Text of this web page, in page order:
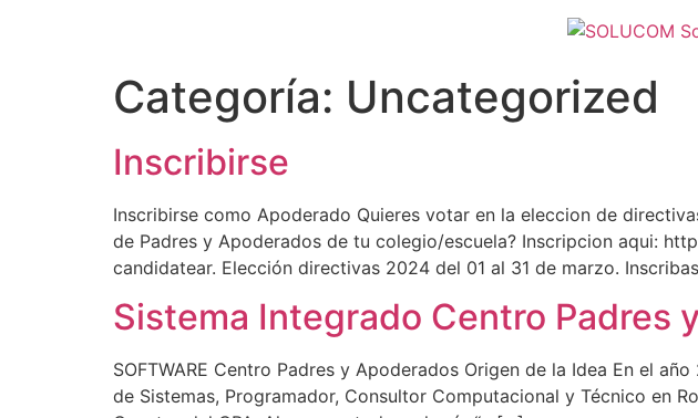
Categoría: Uncategorized
Inscribirse
Inscribirse como Apoderado Quieres votar en la eleccion de
de Padres y Apoderados de tu colegio/escuela? Inscripcion aqui:
candidatear. Elección directivas 2024 del 01 al 31 de marzo.
Sistema Integrado Centro Padres
SOFTWARE Centro Padres y Apoderados Origen de la Idea En el
de Sistemas, Programador, Consultor Computacional y Técnico en